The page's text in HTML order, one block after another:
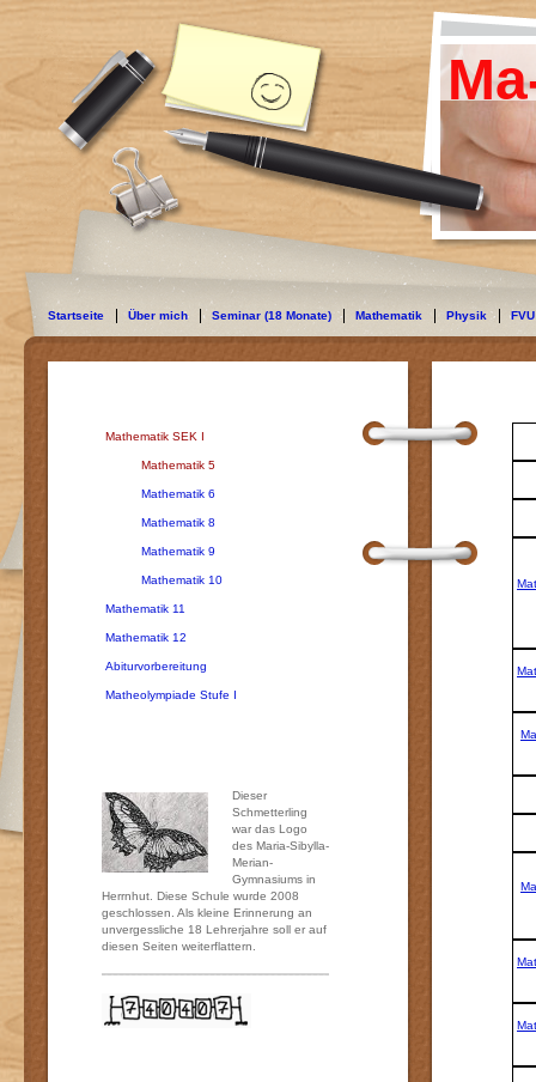
Startseite Über mich Seminar (18 Monate) Mathematik Physik
Mathematik SEK I
Mathematik 5
Mathematik 6
Mathematik 8
Mathematik 9
Mathematik 10
Mathematik 11
Mathematik 12
Abiturvorbereitung
Matheolympiade Stufe I
Dieser
Schmetterling
war das Logo
des Maria-Sibylla-
Merian-
Gymnasiums in
Herrnhut. Diese Schule wurde 2008
geschlossen. Als kleine Erinnerung an
unvergessliche 18 Lehrerjahre soll er auf
diesen Seiten weiterflattern.